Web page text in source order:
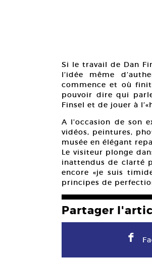
Si le travail de Dan
l’idée même
commence et où
pouvoir dire qui
Finsel et de jouer à
A l’occasion de son
vidéos, peintures,
musée en élégant
Le visiteur plonge
inattendus de clarté
encore «je suis
principes de
Partager
F